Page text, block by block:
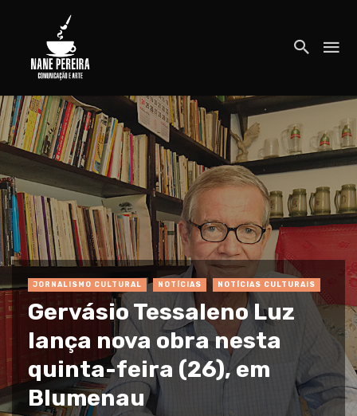
JORNALISMO CULTURAL NOTÍCIAS NOTÍCIAS CULTURAIS
Gervásio Tessaleno Luz
lança nova obra nesta
quinta-feira (26), em
Blumenau